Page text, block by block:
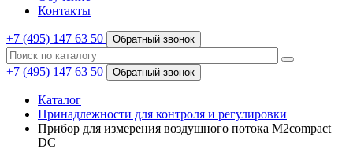
Контакты
+7 (495) 147 63 50 Обратный звонок
+7 (495) 147 63 50 Обратный звонок
Каталог
Принадлежности для контроля и регулировки
Прибор для измерения воздушного потока M2compact
DC